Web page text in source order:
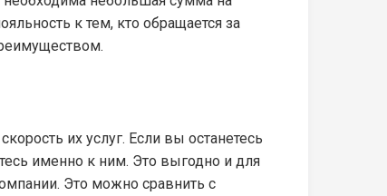
к тем, кто обращается за
их услуг. Если вы останетесь
именно к ним. Это выгодно и для
Это можно сравнить с